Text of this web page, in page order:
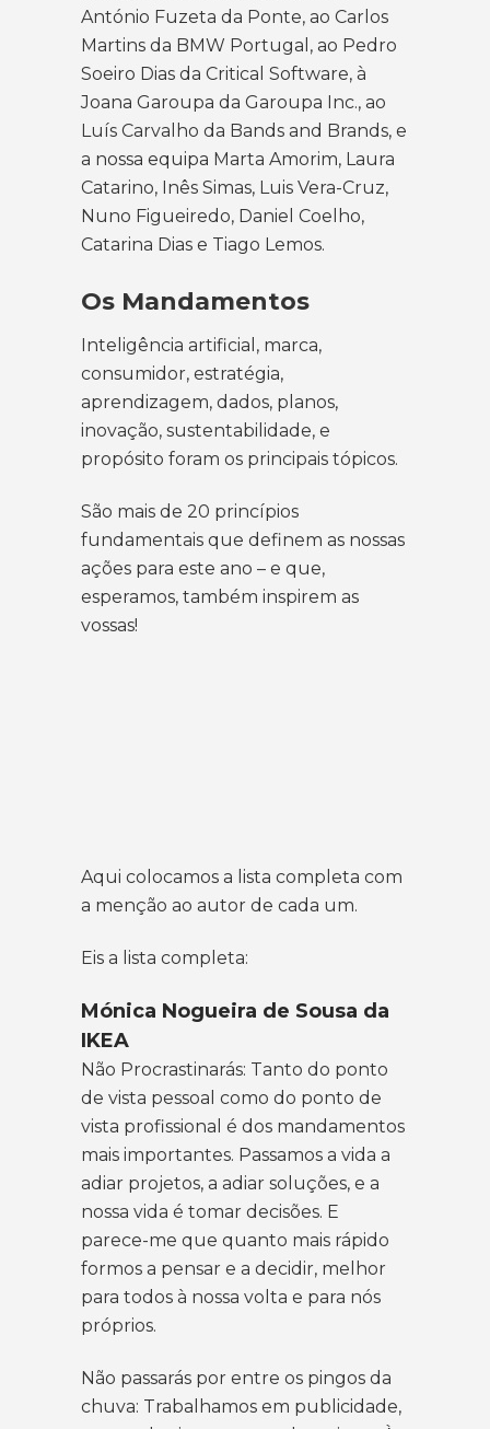
António Fuzeta da Ponte, ao Carlos
Martins da BMW Portugal, ao Pedro
Soeiro Dias da Critical Software, à
Joana Garoupa da Garoupa Inc., ao
Luís Carvalho da Bands and Brands, e
a nossa equipa Marta Amorim, Laura
Catarino, Inês Simas, Luis Vera-Cruz,
Nuno Figueiredo, Daniel Coelho,
Catarina Dias e Tiago Lemos.
Os Mandamentos
Inteligência artificial, marca,
consumidor, estratégia,
aprendizagem, dados, planos,
inovação, sustentabilidade, e
propósito foram os principais tópicos.
São mais de 20 princípios
fundamentais que definem as nossas
ações para este ano – e que,
esperamos, também inspirem as
vossas!
Aqui colocamos a lista completa com
a menção ao autor de cada um.
Eis a lista completa:
Mónica Nogueira de Sousa da
IKEA
Não Procrastinarás: Tanto do ponto
de vista pessoal como do ponto de
vista profissional é dos mandamentos
mais importantes. Passamos a vida a
adiar projetos, a adiar soluções, e a
nossa vida é tomar decisões. E
parece-me que quanto mais rápido
formos a pensar e a decidir, melhor
para todos à nossa volta e para nós
próprios.
Não passarás por entre os pingos da
chuva: Trabalhamos em publicidade,